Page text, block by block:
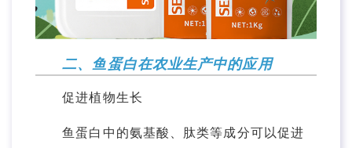
二、鱼蛋白在农业生产中的应用
促进植物生长
鱼蛋白中的氨基酸、肽类等成分可以促进